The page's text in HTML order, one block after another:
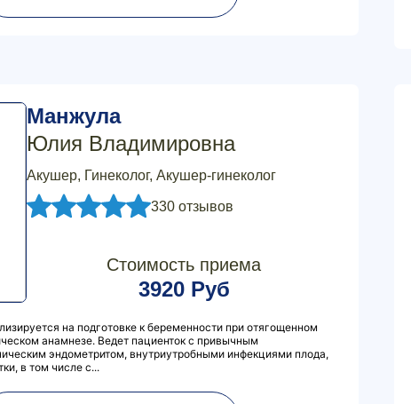
Манжула
Юлия Владимировна
Акушер, Гинеколог, Акушер-гинеколог
330 отзывов
Стоимость приема
3920 Руб
на подготовке к беременности при отягощенном
анамнезе. Ведет пациенток с привычным
эндометритом, внутриутробными инфекциями плода,
в том числе с...